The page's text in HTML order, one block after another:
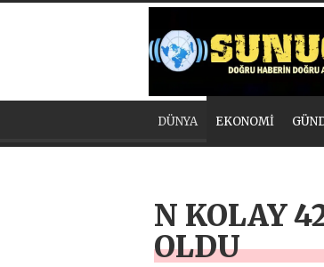
DÜNYA EKONOMİ
N KOLAY
OLDU